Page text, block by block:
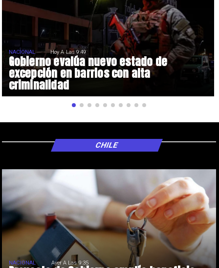
Gobierno evalúa nuevo estado de
excepción en barrios con alta
criminalidad
NACIONAL Hoy A Las 9:49
NACIONAL Ayer A Las 9:35
CHILE